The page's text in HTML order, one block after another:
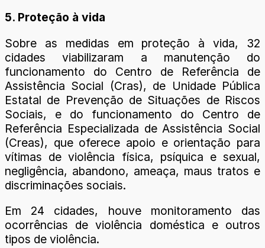
5. Proteção à vida
Sobre as medidas em proteção à vida, 32
cidades viabilizaram a manutenção do
funcionamento do Centro de Referência de
Assistência Social (Cras), de Unidade Pública
Estatal de Prevenção de Situações de Riscos
Sociais, e do funcionamento do Centro de
Referência Especializada de Assistência Social
(Creas), que oferece apoio e orientação para
vítimas de violência física, psíquica e sexual,
negligência, abandono, ameaça, maus tratos e
discriminações sociais.
Em 24 cidades, houve monitoramento das
ocorrências de violência doméstica e outros
tipos de violência.